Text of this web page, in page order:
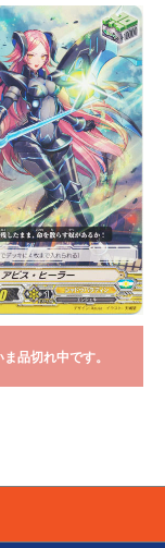
ま品切れ中です。